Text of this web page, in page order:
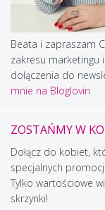
Beata i zapraszam
zakresu marketingu
dołączenia do
mnie na Bloglovin
ZOSTAŃMY W
Dołącz do kobiet,
specjalnych
Tylko wartościowe
skrzynki!